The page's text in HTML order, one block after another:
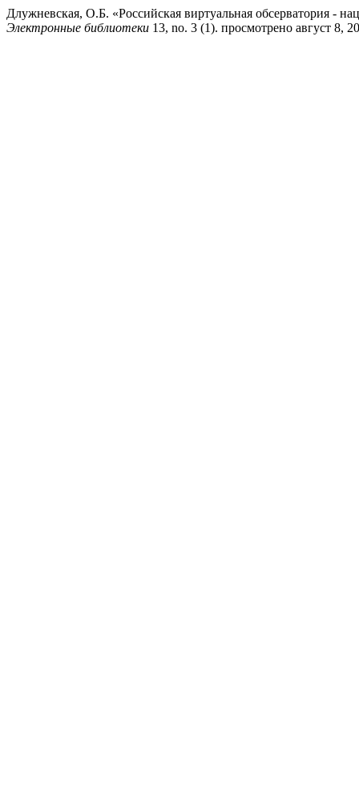
Длужневская, О.Б. «Российская виртуальная обсерватория -
Электронные библиотеки 13, no. 3 (1). просмотрено август 8,